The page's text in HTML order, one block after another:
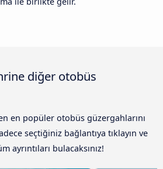
diğer otobüs
en popüler otobüs güzergahlarını
seçtiğiniz bağlantıya tıklayın ve
ayrıntıları bulacaksınız!